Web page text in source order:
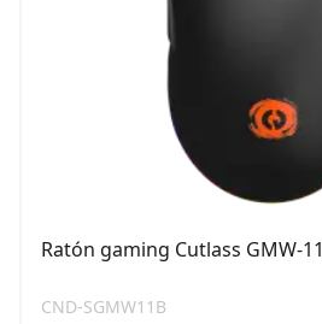
Ratón gaming Cutlass GMW-11
CND-SGMW11B